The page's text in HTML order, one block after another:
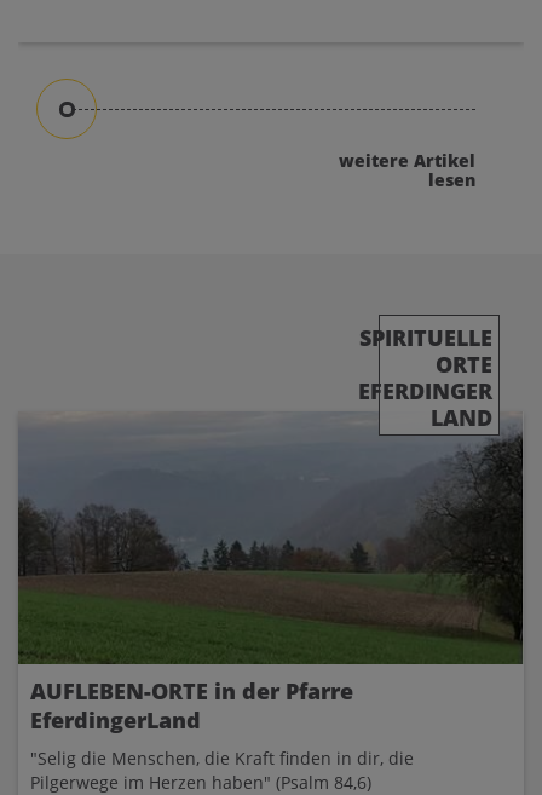
weitere Artikel
lesen
SPIRITUELLE
ORTE
EFERDINGER
LAND
AUFLEBEN-ORTE in der Pfarre
EferdingerLand
"Selig die Menschen, die Kraft finden in dir, die
Pilgerwege im Herzen haben" (Psalm 84,6)